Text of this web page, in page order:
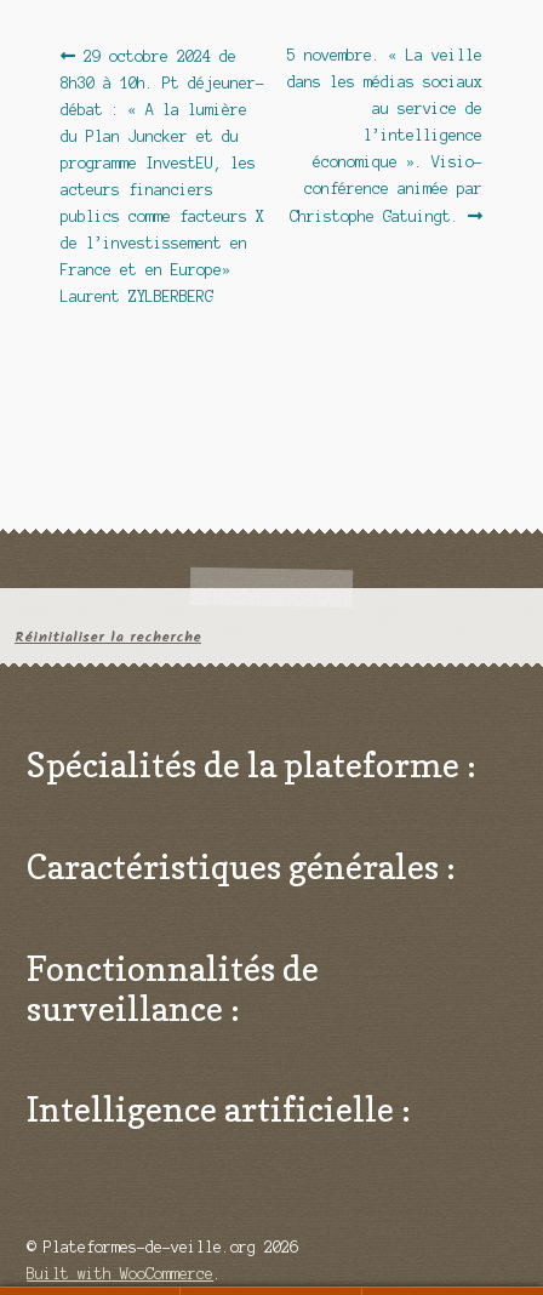
Navigation
de
l’article
Article
précédent :
29 octobre 2024 de
8h30 à 10h. Pt déjeuner-
débat : « A la lumière
du Plan Juncker et du
programme InvestEU, les
acteurs financiers
publics comme facteurs X
de l’investissement en
France et en Europe»
Laurent ZYLBERBERG
Article
suivant :
5 novembre. « La veille
dans les médias sociaux
au service de
l’intelligence
économique ». Visio-
conférence animée par
Christophe Gatuingt.
Réinitialiser la recherche
Spécialités de la plateforme :
Caractéristiques générales :
Fonctionnalités de
surveillance :
Intelligence artificielle :
© Plateformes-de-veille.org 2026
Built with WooCommerce